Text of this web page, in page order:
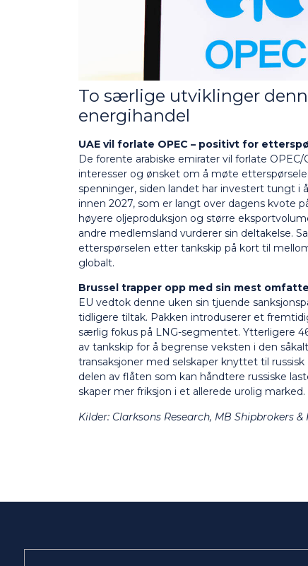
To særlige utviklinger
energihandel
UAE vil forlate OPEC – positivt for
De forente arabiske emirater vil forlate
interesser og ønsket om å møte
spenninger, siden landet har investert tungt i
innen 2027, som er langt over dagens kvote
høyere oljeproduksjon og større
andre medlemsland vurderer sin deltakelse.
etterspørselen etter tankskip på kort til
globalt.
Brussel trapper opp med sin mest
EU vedtok denne uken sin tjuende
tidligere tiltak. Pakken introduserer et
særlig fokus på LNG-segmentet. Ytterligere
av tankskip for å begrense veksten i den
transaksjoner med selskaper knyttet til
delen av flåten som kan håndtere russiske
skaper mer friksjon i et allerede urolig marked.
Kilder: Clarksons Research, MB Shipbrokers &